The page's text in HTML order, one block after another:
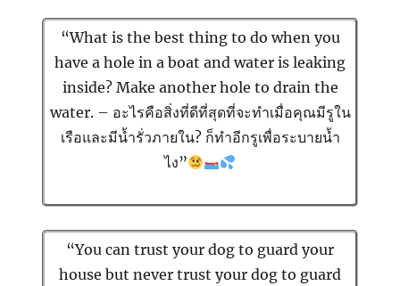
“What is the best thing to do when you
have a hole in a boat and water is leaking
inside? Make another hole to drain the
water. – อะไรคือสิ่งที่ดีที่สุดที่จะทำเมื่อคุณมีรูใน
เรือและมีน้ำรั่วภายใน?ก็ทำอีกรูเพื่อระบายน้ำ
ไง”
“You can trust your dog to guard your
house but never trust your dog to guard